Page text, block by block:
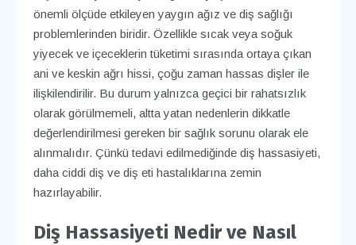
önemli ölçüde etkileyen yaygın ağız ve diş sağlığı
problemlerinden biridir. Özellikle sıcak veya soğuk
yiyecek ve içeceklerin tüketimi sırasında ortaya çıkan
ani ve keskin ağrı hissi, çoğu zaman hassas dişler ile
ilişkilendirilir. Bu durum yalnızca geçici bir rahatsızlık
olarak görülmemeli, altta yatan nedenlerin dikkatle
değerlendirilmesi gereken bir sağlık sorunu olarak ele
alınmalıdır. Çünkü tedavi edilmediğinde diş hassasiyeti,
daha ciddi diş ve diş eti hastalıklarına zemin
hazırlayabilir.
Diş Hassasiyeti Nedir ve Nasıl